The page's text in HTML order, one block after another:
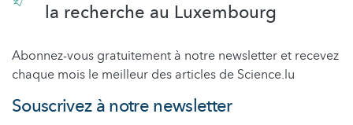
la recherche au Luxembourg
Abonnez-vous gratuitement à notre newsletter et recevez
chaque mois le meilleur des articles de Science.lu
Souscrivez à notre newsletter